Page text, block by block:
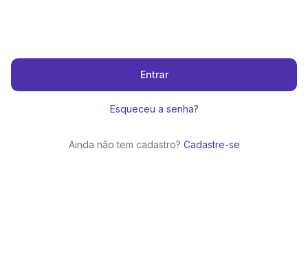
Entrar
Esqueceu a senha?
Ainda não tem cadastro? Cadastre-se